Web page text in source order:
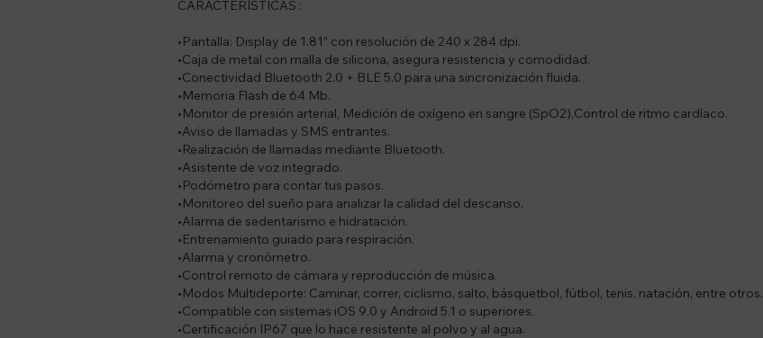
CARACTERÍSTICAS :
•Pantalla: Display de 1.81” con resolución de 240 x 284 dpi.
•Caja de metal con malla de silicona, asegura resistencia y comodidad.
•Conectividad Bluetooth 2.0 + BLE 5.0 para una sincronización fluida.
•Memoria Flash de 64 Mb.
•Monitor de presión arterial, Medición de oxígeno en sangre (SpO2),Control de ritmo cardíaco.
•Aviso de llamadas y SMS entrantes.
•Realización de llamadas mediante Bluetooth.
•Asistente de voz integrado.
•Podómetro para contar tus pasos.
•Monitoreo del sueño para analizar la calidad del descanso.
•Alarma de sedentarismo e hidratación.
•Entrenamiento guiado para respiración.
•Alarma y cronómetro.
•Control remoto de cámara y reproducción de música.
•Modos Multideporte: Caminar, correr, ciclismo, salto, básquetbol, fútbol, tenis, natación, entre otros.
•Compatible con sistemas iOS 9.0 y Android 5.1 o superiores.
•Certificación IP67 que lo hace resistente al polvo y al agua.